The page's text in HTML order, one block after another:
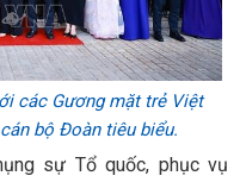
các Gương mặt trẻ Việt
bộ Đoàn tiêu biểu.
sự Tổ quốc, phục vụ